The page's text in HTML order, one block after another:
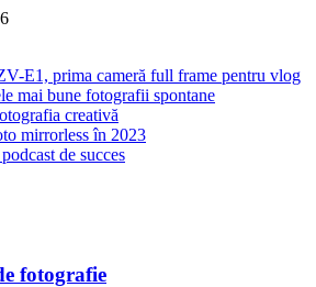
E1, prima cameră full frame pentru vlog
mai bune fotografii spontane
creativă
mirrorless în 2023
de succes
fotografie